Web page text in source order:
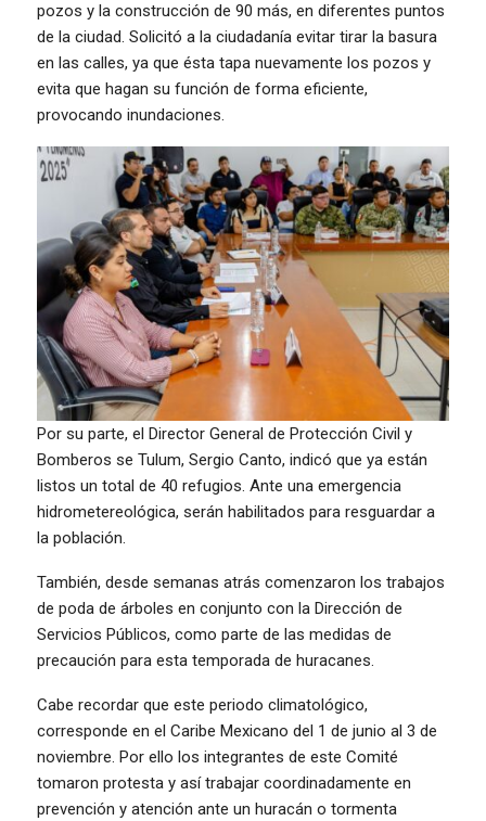
pozos y la construcción de 90 más, en diferentes puntos
de la ciudad. Solicitó a la ciudadanía evitar tirar la basura
en las calles, ya que ésta tapa nuevamente los pozos y
evita que hagan su función de forma eficiente,
provocando inundaciones.
Por su parte, el Director General de Protección Civil y
Bomberos se Tulum, Sergio Canto, indicó que ya están
listos un total de 40 refugios. Ante una emergencia
hidrometereológica, serán habilitados para resguardar a
la población.
También, desde semanas atrás comenzaron los trabajos
de poda de árboles en conjunto con la Dirección de
Servicios Públicos, como parte de las medidas de
precaución para esta temporada de huracanes.
Cabe recordar que este periodo climatológico,
corresponde en el Caribe Mexicano del 1 de junio al 3 de
noviembre. Por ello los integrantes de este Comité
tomaron protesta y así trabajar coordinadamente en
prevención y atención ante un huracán o tormenta